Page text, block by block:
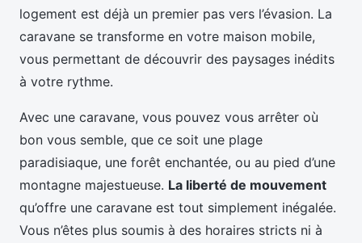
logement est déjà un premier pas vers l’évasion. La
caravane se transforme en votre maison mobile,
vous permettant de découvrir des paysages inédits
à votre rythme.
Avec une caravane, vous pouvez vous arrêter où
bon vous semble, que ce soit une plage
paradisiaque, une forêt enchantée, ou au pied d’une
montagne majestueuse. La liberté de mouvement
qu’offre une caravane est tout simplement inégalée.
Vous n’êtes plus soumis à des horaires stricts ni à